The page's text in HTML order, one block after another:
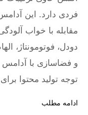
فردی دارد. این
مقابله با خواب
دودل، فوتومونتاژ،
و فضاسازی با آدامس و
توجه تولید محتوا
ادامه مطلب